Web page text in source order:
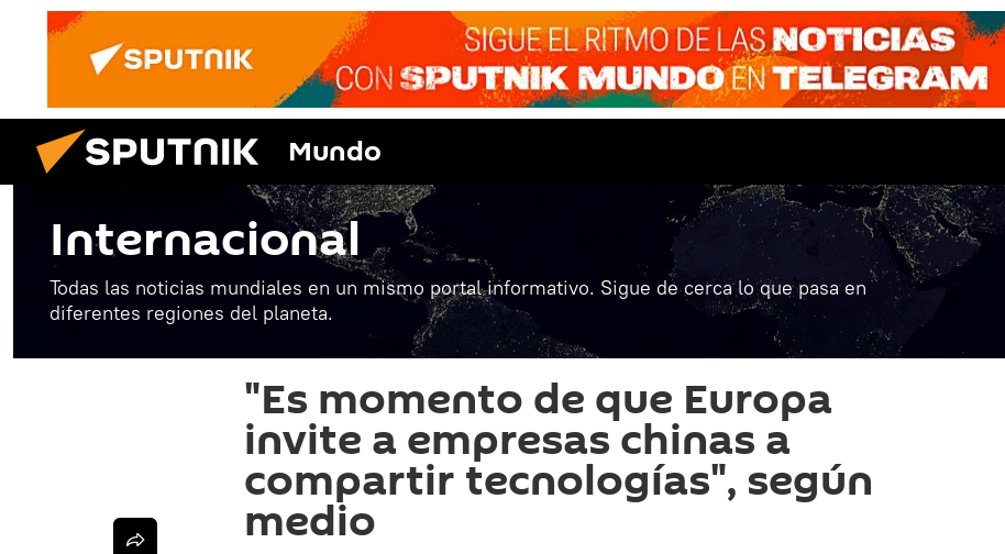
Mundo
Internacional
Todas las noticias mundiales en un mismo portal informativo. Sigue de cerca lo que pasa en
diferentes regiones del planeta.
"Es momento de que Europa
invite a empresas chinas a
compartir tecnologías", según
medio